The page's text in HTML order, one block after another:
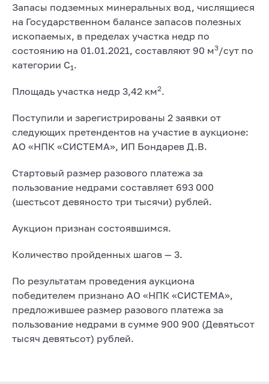
Запасы подземных минеральных вод, числящиеся
на Государственном балансе запасов полезных
ископаемых, в пределах участка недр по
состоянию на 01.01.2021, составляют 90 м3/сут по
категории С1 .
Площадь участка недр 3,42 км2.
Поступили и зарегистрированы 2 заявки от
следующих претендентов на участие в аукционе:
АО «НПК «СИСТЕМА», ИП Бондарев Д.В.
Стартовый размер разового платежа за
пользование недрами составляет 693 000
(шестьсот девяносто три тысячи) рублей.
Аукцион признан состоявшимся.
Количество пройденных шагов — 3.
По результатам проведения аукциона
победителем признано АО «НПК «СИСТЕМА»,
предложившее размер разового платежа за
пользование недрами в сумме 900 900 (Девятьсот
тысяч девятьсот) рублей.